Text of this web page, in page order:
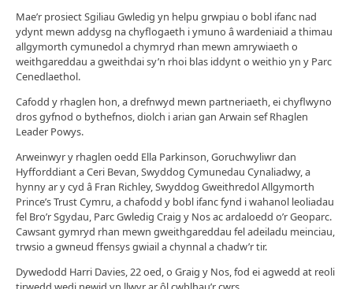
Mae’r prosiect Sgiliau Gwledig yn helpu grwpiau o bobl ifanc nad
ydynt mewn addysg na chyflogaeth i ymuno â wardeniaid a thimau
allgymorth cymunedol a chymryd rhan mewn amrywiaeth o
weithgareddau a gweithdai sy’n rhoi blas iddynt o weithio yn y Parc
Cenedlaethol.
Cafodd y rhaglen hon, a drefnwyd mewn partneriaeth, ei chyflwyno
dros gyfnod o bythefnos, diolch i arian gan Arwain sef Rhaglen
Leader Powys.
Arweinwyr y rhaglen oedd Ella Parkinson, Goruchwyliwr dan
Hyfforddiant a Ceri Bevan, Swyddog Cymunedau Cynaliadwy, a
hynny ar y cyd â Fran Richley, Swyddog Gweithredol Allgymorth
Prince’s Trust Cymru, a chafodd y bobl ifanc fynd i wahanol leoliadau
fel Bro’r Sgydau, Parc Gwledig Craig y Nos ac ardaloedd o’r Geoparc.
Cawsant gymryd rhan mewn gweithgareddau fel adeiladu meinciau,
trwsio a gwneud ffensys gwiail a chynnal a chadw’r tir.
Dywedodd Harri Davies, 22 oed, o Graig y Nos, fod ei agwedd at reoli